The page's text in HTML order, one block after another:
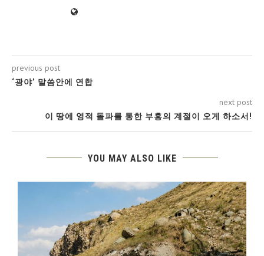
previous post
‘광야’ 말씀안에 연합
next post
이 땅에 영적 돌파를 통한 부흥의 계절이 오게 하소서!
YOU MAY ALSO LIKE